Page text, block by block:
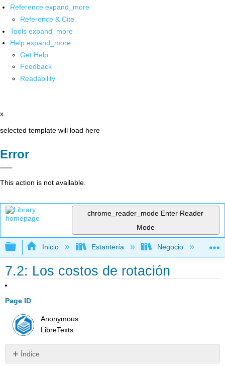
Reference expand_more
Reference & Cite
Tools expand_more
Help expand_more
Get Help
Feedback
Readability
x
selected template will load here
Error
This action is not available.
chrome_reader_mode Enter Reader
Mode
Expandir/contraer jerarquía global
Inicio Estantería Negocio
7.2: Los costos de rotación
Page ID
Anonymous
LibreTexts
Índice